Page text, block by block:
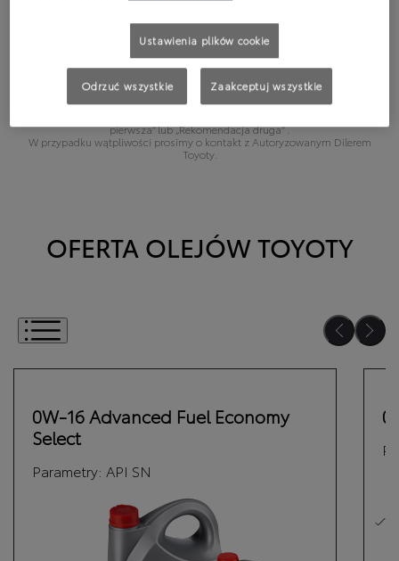
Podane informacje mają charakter poglądowy. Wybierając olej silnikowy,
należy kierować się wytycznymi podanymi w instrukcji obsługi pojazdu,
zgodnie z którymi dla wybranego pojazdu może być dopuszczalne
pierwsza” lub „Rekomendacja druga” .
W przypadku wątpliwości prosimy o kontakt z Autoryzowanym Dilerem
Toyoty.
OFERTA OLEJÓW TOYOTY
Wybierz jeden lub kilka olejów
0W-16 Advanced Fuel Economy
Select
Parametry: API SN
Ustawienia plików cookie
Odrzuć wszystkie Zaakceptuj wszystkie